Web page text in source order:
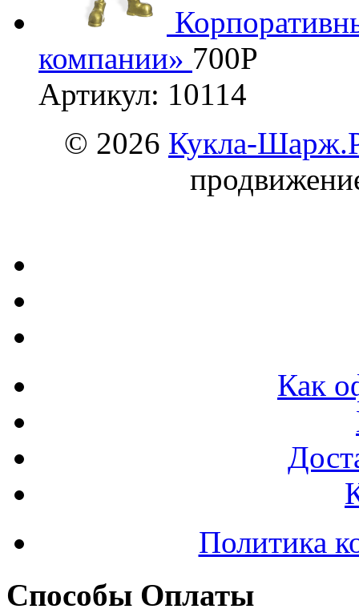
компании» 700Р
Артикул: 10114
© 2026 Кукла-
Как
Политика
Способы Оплаты